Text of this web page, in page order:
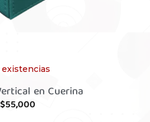
existencias
en Cuerina
$55,000